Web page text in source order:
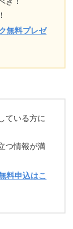
無料プレゼ
ている方に
つ情報が満
料申込はこ